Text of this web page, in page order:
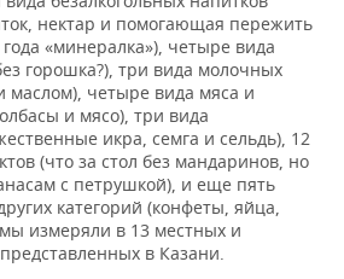
нектар и помогающая пережить
«минералка»), четыре вида
горошка?), три вида молочных
маслом), четыре вида мяса и
и мясо), три вида
икра, семга и сельдь), 12
(что за стол без мандаринов, но
с петрушкой), и еще пять
категорий (конфеты, яйца,
измеряли в 13 местных и
в Казани.